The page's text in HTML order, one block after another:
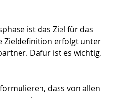
ist das Ziel für das
Zieldefinition erfolgt unter
Dafür ist es wichtig,
dass von allen